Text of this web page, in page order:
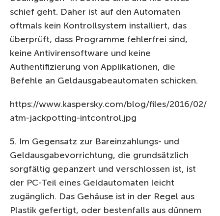
schief geht. Daher ist auf den Automaten
oftmals kein Kontrollsystem installiert, das
überprüft, dass Programme fehlerfrei sind,
keine Antivirensoftware und keine
Authentifizierung von Applikationen, die
Befehle an Geldausgabeautomaten schicken.
https://www.kaspersky.com/blog/files/2016/02/
atm-jackpotting-intcontrol.jpg
5. Im Gegensatz zur Bareinzahlungs- und
Geldausgabevorrichtung, die grundsätzlich
sorgfältig gepanzert und verschlossen ist, ist
der PC-Teil eines Geldautomaten leicht
zugänglich. Das Gehäuse ist in der Regel aus
Plastik gefertigt, oder bestenfalls aus dünnem